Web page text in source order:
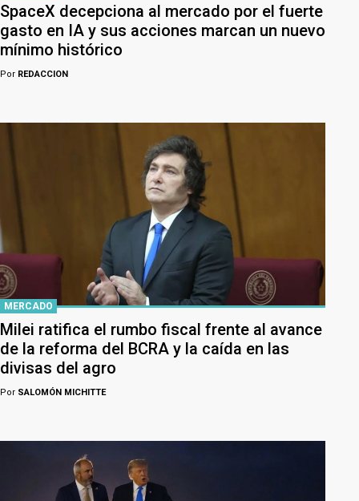
SpaceX decepciona al mercado por el fuerte
gasto en IA y sus acciones marcan un nuevo
mínimo histórico
Por REDACCION
MERCADO
Milei ratifica el rumbo fiscal frente al avance
de la reforma del BCRA y la caída en las
divisas del agro
Por SALOMÓN MICHITTE